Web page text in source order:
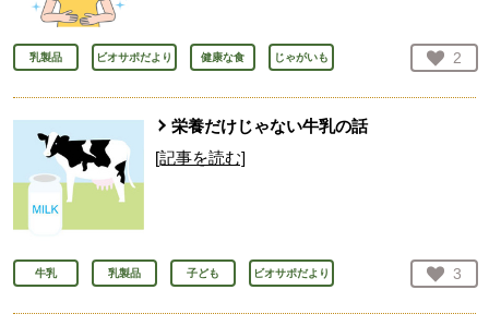
乳製品 ビオサポだより 健康な食 じゃがいも お気
2
人
栄養だけじゃない牛乳の話
[記事を読む]
牛乳 乳製品 子ども ビオサポだより お気
3
人